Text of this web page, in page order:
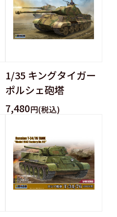
1/35 キングタイガー
ポルシェ砲塔
7,480円(税込)